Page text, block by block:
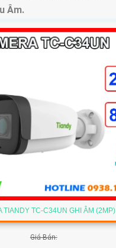
Âm.
TIANDY TC-C34UN GHI ÂM (2MP)
Giá Bán: